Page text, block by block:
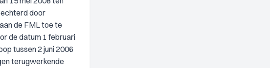
door
de FML toe te
de datum 1 februari
tussen 2 juni 2006
terugwerkende